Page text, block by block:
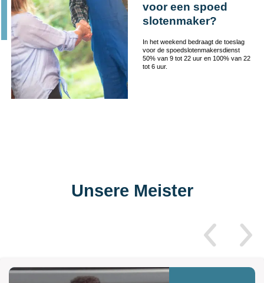
voor een spoed
slotenmaker?
In het weekend bedraagt de toeslag
voor de spoedslotenmakersdienst
50% van 9 tot 22 uur en 100% van 22
tot 6 uur.
Unsere Meister